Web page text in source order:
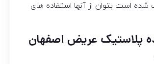
است بتوان از آنها استفاده های
پلاستیک عریض اصفهان